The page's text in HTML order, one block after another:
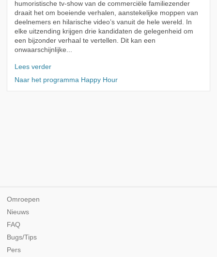
humoristische tv-show van de commerciële familiezender
draait het om boeiende verhalen, aanstekelijke moppen van
deelnemers en hilarische video’s vanuit de hele wereld. In
elke uitzending krijgen drie kandidaten de gelegenheid om
een bijzonder verhaal te vertellen. Dit kan een
onwaarschijnlijke...
Lees verder
Naar het programma Happy Hour
Omroepen
Nieuws
FAQ
Bugs/Tips
Pers